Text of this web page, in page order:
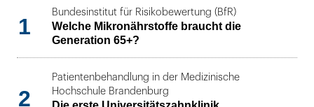
1
Bundesinstitut für Risikobewertung (BfR)
Welche Mikronährstoffe braucht die
Generation 65+?
2
Patientenbehandlung in der Medizinische
Hochschule Brandenburg